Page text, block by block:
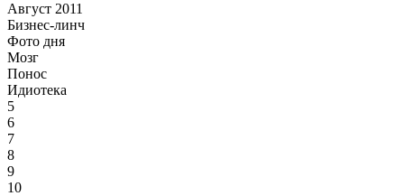
Август 2011
Бизнес-линч
Фото дня
Мозг
Понос
Идиотека
5
6
7
8
9
10